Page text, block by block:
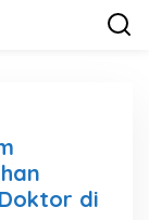
di